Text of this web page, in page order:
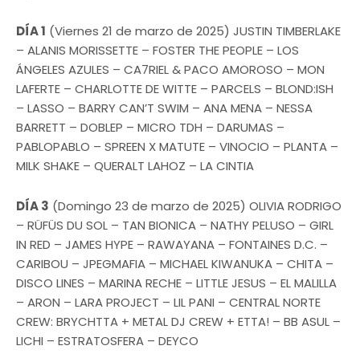
DÍA 1 (Viernes 21 de marzo de 2025) JUSTIN TIMBERLAKE
– ALANIS MORISSETTE – FOSTER THE PEOPLE – LOS
ÁNGELES AZULES – CA7RIEL & PACO AMOROSO – MON
LAFERTE – CHARLOTTE DE WITTE – PARCELS – BLOND:ISH
– LASSO – BARRY CAN’T SWIM – ANA MENA – NESSA
BARRETT – DOBLEP – MICRO TDH – DARUMAS –
PABLOPABLO – SPREEN X MATUTE – VINOCIO – PLANTA –
MILK SHAKE – QUERALT LAHOZ – LA CINTIA
DÍA 3 (Domingo 23 de marzo de 2025) OLIVIA RODRIGO
– RÜFÜS DU SOL – TAN BIONICA – NATHY PELUSO – GIRL
IN RED – JAMES HYPE – RAWAYANA – FONTAINES D.C. –
CARIBOU – JPEGMAFIA – MICHAEL KIWANUKA – CHITA –
DISCO LINES – MARINA RECHE – LITTLE JESUS – EL MALILLA
– ARON – LARA PROJECT – LIL PANI – CENTRAL NORTE
CREW: BRYCHTTA + METAL DJ CREW + ETTA! – BB ASUL –
LICHI – ESTRATOSFERA – DEYCO